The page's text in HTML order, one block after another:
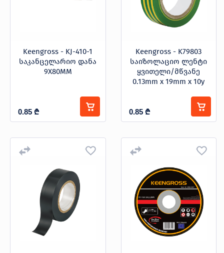
Keengross - KJ-410-1
საკანცელარიო დანა
9X80MM
0.85 ₾
Keengross - K79803
საიზოლაციო ლენტი
ყვითელი/მწვანე
0.13mm x 19mm x 10y
0.85 ₾